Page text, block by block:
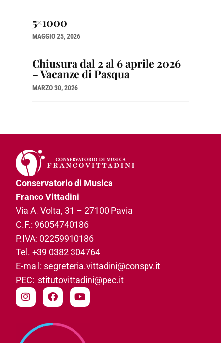
5×1000
MAGGIO 25, 2026
Chiusura dal 2 al 6 aprile 2026
– Vacanze di Pasqua
MARZO 30, 2026
Conservatorio di Musica
Franco Vittadini
Via A. Volta, 31­ – 27100 Pavia
C.F.: 96054740186­
P.IVA: 02259910186­
Tel. +39 0382 304764
E-mail: segreteria.vittadini@conspv.it
PEC: istitutovittadini@pec.it